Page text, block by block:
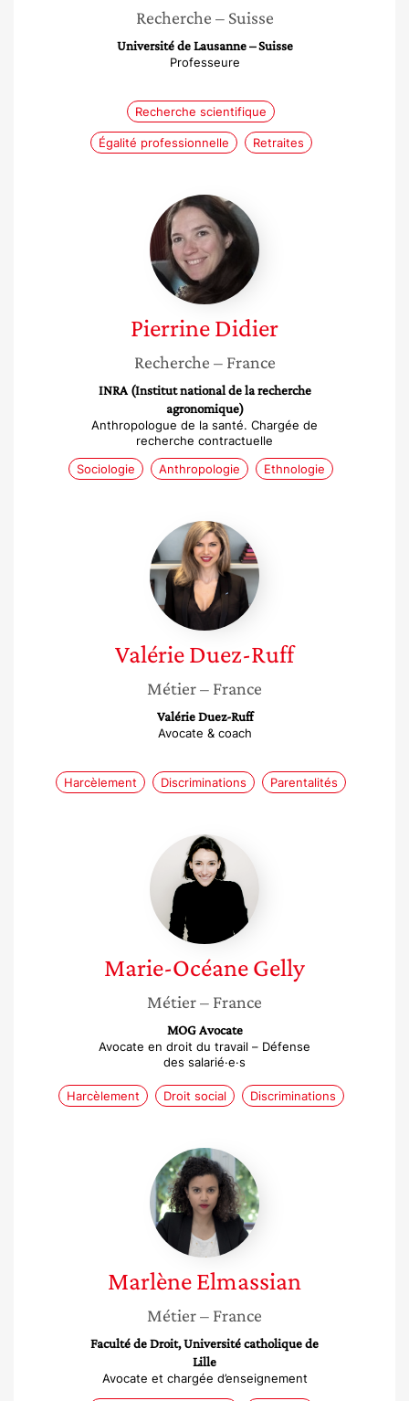
Recherche – Suisse
Université de Lausanne – Suisse
Professeure
Recherche scientifique
Égalité professionnelle Retraites
Pierrine
Didier
PierrineDidier
Recherche – France
INRA (Institut national de la recherche
agronomique)
Anthropologue de la santé. Chargée de
recherche contractuelle
Sociologie
Anthropologie Ethnologie
Valérie
Duez-
Ruff
ValérieDuez-Ruff
Métier– France
Valérie Duez-Ruff
Avocate & coach
Harcèlement Discriminations Parentalités
Marie-
Océane
Gelly
Marie-OcéaneGelly
Métier– France
MOG Avocate
Avocate en droit du travail – Défense
des salarié·e·s
Harcèlement Droit social Discriminations
Marlène
Elmassian
MarlèneElmassian
Métier– France
Faculté de Droit, Université catholique de
Lille
Avocate et chargée d’enseignement